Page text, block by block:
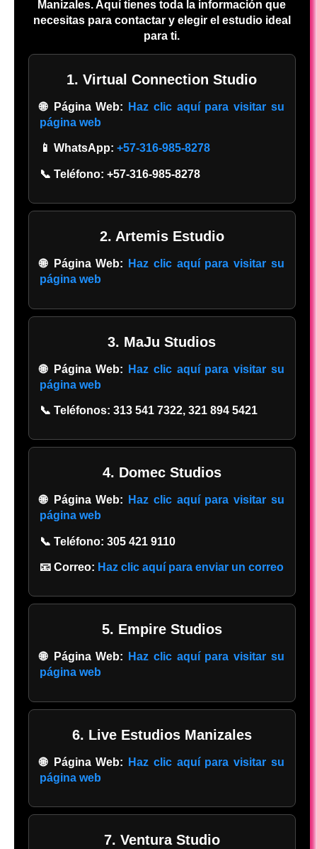
Manizales. Aquí tienes toda la información que
necesitas para contactar y elegir el estudio ideal
para ti.
1. Virtual Connection Studio
🌐 Página Web:
Haz clic aquí para visitar su
página web
📱 WhatsApp: +57-316-985-8278
📞 Teléfono: +57-316-985-8278
2. Artemis Estudio
🌐 Página Web:
Haz clic aquí para visitar su
página web
3. MaJu Studios
🌐 Página Web:
Haz clic aquí para visitar su
página web
📞 Teléfonos: 313 541 7322, 321 894 5421
4. Domec Studios
🌐 Página Web:
Haz clic aquí para visitar su
página web
📞 Teléfono: 305 421 9110
📧 Correo: Haz clic aquí para enviar un correo
5. Empire Studios
🌐 Página Web:
Haz clic aquí para visitar su
página web
6. Live Estudios Manizales
🌐 Página Web:
Haz clic aquí para visitar su
página web
7. Ventura Studio